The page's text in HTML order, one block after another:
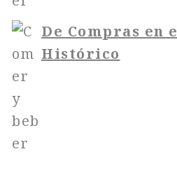
De Compras en
Histórico